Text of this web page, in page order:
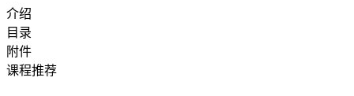
介绍
目录
附件
课程推荐